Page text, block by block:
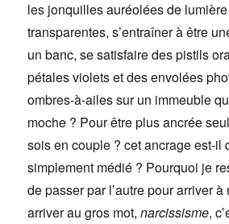
les jonquilles auréolées de
transparentes, s’entraîner à être
un banc, se satisfaire des pistils
pétales violets et des envolées
ombres-à-ailes sur un immeuble
moche ? Pour être plus ancrée
sois en couple ? cet ancrage est-il
simplement médié ? Pourquoi je
de passer par l’autre pour arriver
arriver au gros mot,narcissisme,